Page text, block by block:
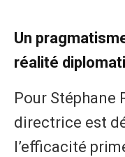
Un
réalité
Pour Stéphane
directrice est
l’efficacité